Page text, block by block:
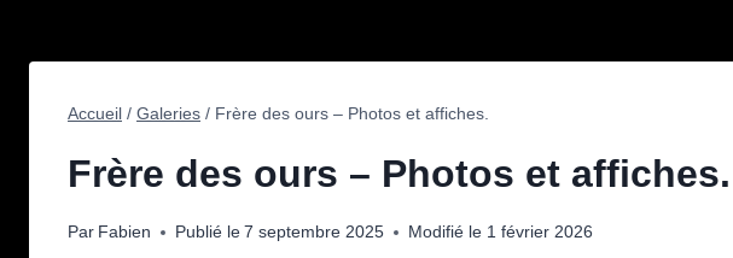
Accueil / Galeries / Frère des ours – Photos et affiches.
Frère des ours – Photos et affiches.
Par Fabien Publié le 7 septembre 2025 Modifié le 1 février 2026